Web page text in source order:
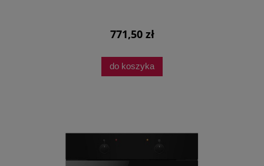
771,50 zł
do koszyka